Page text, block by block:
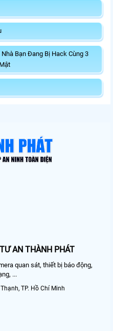
Bạn Đang Bị Hack Cùng 3
AN THÀNH PHÁT
quan sát, thiết bị báo động,
...
TP. Hồ Chí Minh